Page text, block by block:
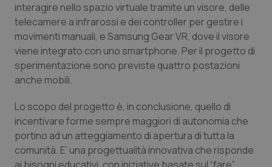
interagire nello spazio virtuale tramite un visore, delle
telecamere a infrarossi e dei controller per gestire i
movimenti manuali, e Samsung Gear VR, dove il visore
viene integrato con uno smartphone. Per il progetto di
sperimentazione sono previste quattro postazioni
anche mobili.
Lo scopo del progetto è, in conclusione, quello di
incentivare forme sempre maggiori di autonomia che
portino ad un atteggiamento di apertura di tutta la
comunità. E’ una progettualità innovativa che risponde